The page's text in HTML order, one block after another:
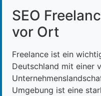
SEO
vor Ort
Freelance ist ein
Deutschland mit einer
Umgebung ist eine